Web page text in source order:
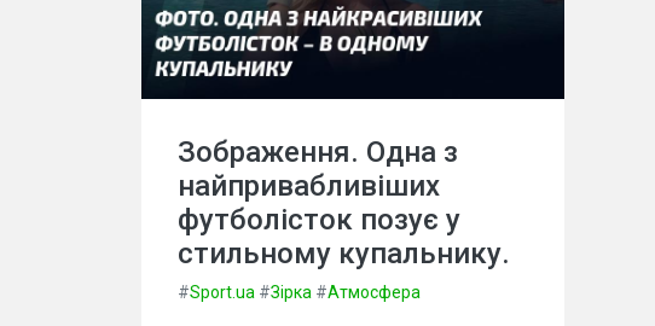
Зображення. Одна з
найпривабливіших
футболісток позує у
стильному купальнику.
#Sport.ua #Зірка #Атмосфера